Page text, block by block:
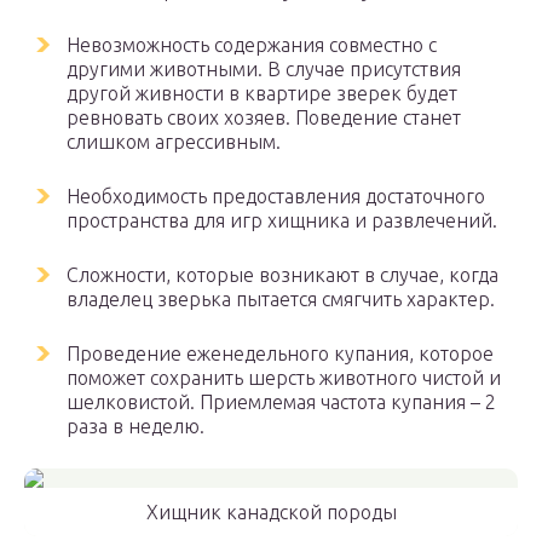
Невозможность содержания совместно с
другими животными. В случае присутствия
другой живности в квартире зверек будет
ревновать своих хозяев. Поведение станет
слишком агрессивным.
Необходимость предоставления достаточного
пространства для игр хищника и развлечений.
Сложности, которые возникают в случае, когда
владелец зверька пытается смягчить характер.
Проведение еженедельного купания, которое
поможет сохранить шерсть животного чистой и
шелковистой. Приемлемая частота купания – 2
раза в неделю.
Хищник канадской породы